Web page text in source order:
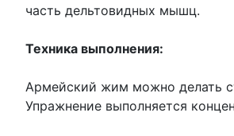
часть дельтовидных мышц.
Техника выполнения:
Армейский жим можно делать
Упражнение выполняется